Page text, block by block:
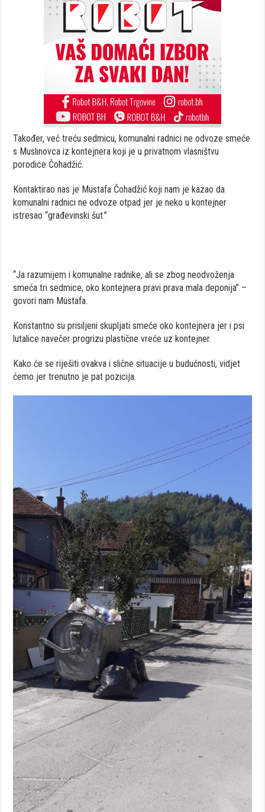
Također, već treću sedmicu, komunalni radnici ne odvoze smeće
s Muslinovca iz kontejnera koji je u privatnom vlasništvu
porodice Čohadžić.
Kontaktirao nas je Mustafa Čohadžić koji nam je kazao da
komunalni radnici ne odvoze otpad jer je neko u kontejner
istresao “građevinski šut.”
“Ja razumijem i komunalne radnike, ali se zbog neodvoženja
smeća tri sedmice, oko kontejnera pravi prava mala deponija” –
govori nam Mustafa.
Konstantno su prisiljeni skupljati smeće oko kontejnera jer i psi
lutalice navečer progrizu plastične vreće uz kontejner.
Kako će se riješiti ovakva i slične situacije u budućnosti, vidjet
ćemo jer trenutno je pat pozicija.